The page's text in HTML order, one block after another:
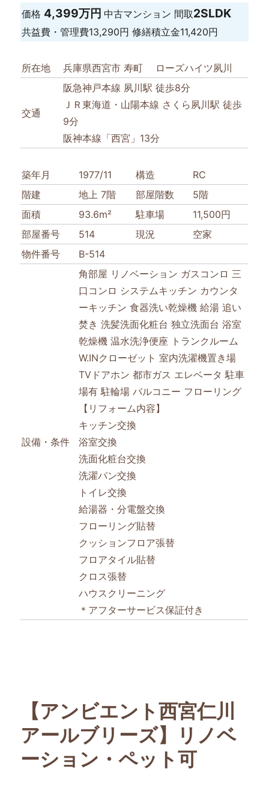
価格 4,399万円中古マンション 間取2SLDK
共益費・管理費13,290円 修繕積立金11,420円
所在地 兵庫県西宮市 寿町 ローズハイツ夙川
交通
阪急神戸本線 夙川駅 徒歩8分
ＪＲ東海道・山陽本線 さくら夙川駅 徒歩
9分
阪神本線「西宮」13分
築年月 1977/11 構造
RC
階建
地上 7階 部屋階数
5階
面積
93.6m² 駐車場
11,500円
部屋番号
514 現況
空家
物件番号
B-514
設備・条件
角部屋 リノベーション ガスコンロ 三
口コンロ システムキッチン カウンタ
ーキッチン 食器洗い乾燥機 給湯 追い
焚き 洗髪洗面化粧台 独立洗面台 浴室
乾燥機 温水洗浄便座 トランクルーム
W.INクローゼット 室内洗濯機置き場
TVドアホン 都市ガス エレベータ 駐車
場有 駐輪場 バルコニー フローリング
【リフォーム内容】
キッチン交換
浴室交換
洗面化粧台交換
洗濯パン交換
トイレ交換
給湯器・分電盤交換
フローリング貼替
クッションフロア張替
フロアタイル貼替
クロス張替
ハウスクリーニング
＊アフターサービス保証付き
【アンビエント西宮仁川
アールブリーズ】リノベ
ーション・ペット可